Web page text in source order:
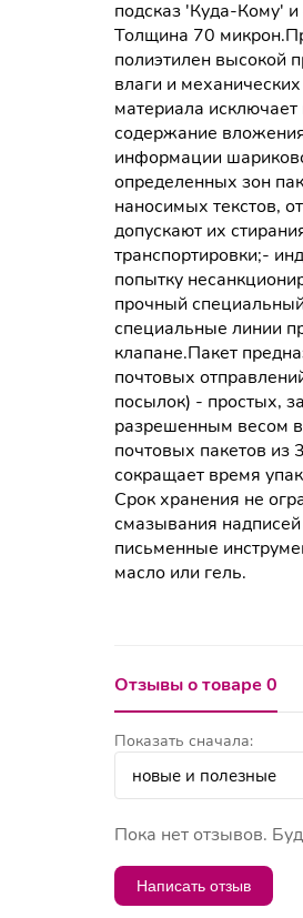
подсказ 'Куда-Кому'
Толщина 70
полиэтилен высокой
влаги и
материала
содержание
информации
определенных зон
наносимых текстов,
допускают их
транспортировки;-
попытку
прочный
специальные линии
клапане.Пакет
почтовых
посылок) - простых,
разрешенным весом
почтовых пакетов из
сокращает время
Срок хранения не
смазывания
письменные
масло или гель.
Отзывы о товаре 0
Показать сначала:
Пока нет отзывов.
Написать отзыв